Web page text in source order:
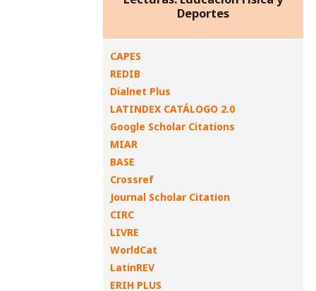
Deportes
CAPES
REDIB
Dialnet Plus
LATINDEX CATÁLOGO 2.0
Google Scholar Citations
MIAR
BASE
Crossref
Journal Scholar Citation
CIRC
LIVRE
WorldCat
LatinREV
ERIH PLUS